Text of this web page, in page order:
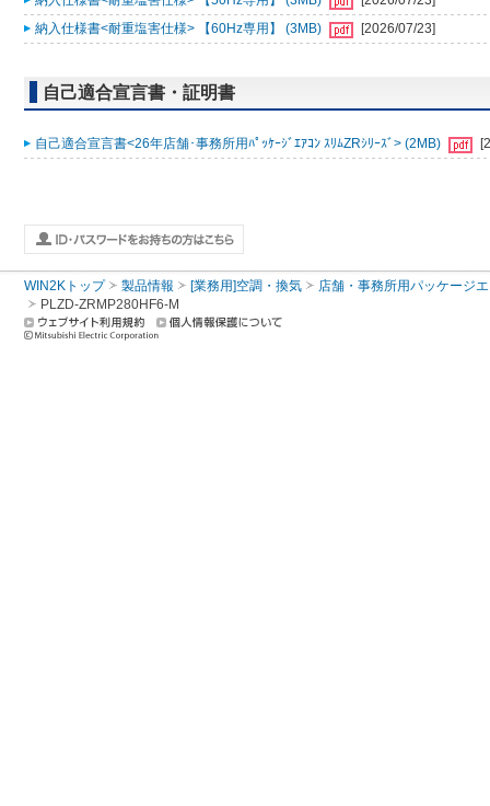
納入仕様書<耐重塩害仕様> 【60Hz専用】 (3MB)
[2026/07/23]
自己適合宣言書・証明書
自己適合宣言書<26年店舗･事務所用ﾊﾟｯｹｰｼﾞｴｱｺﾝ ｽﾘﾑZRｼﾘｰｽﾞ> (2MB)
WIN2Kトップ 製品情報 [業務用]空調・換気
店舗・事務所用パッケージ
PLZD-ZRMP280HF6-M